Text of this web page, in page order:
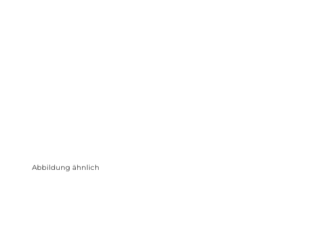
Abbildung ähnlich